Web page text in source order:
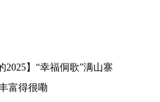
2025】“幸福侗歌”满山寨
富得很嘞